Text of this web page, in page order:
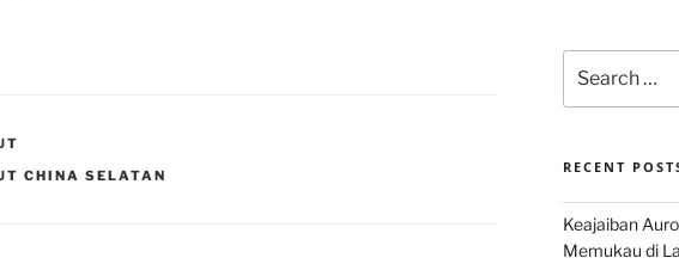
CHINA SELATAN
for:
RECENT
Keajaiban
Memukau di